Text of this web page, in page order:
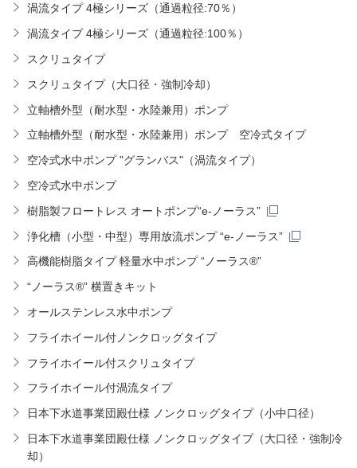
渦流タイプ 4極シリーズ（通過粒径:70％）
渦流タイプ 4極シリーズ（通過粒径:100％）
スクリュタイプ
スクリュタイプ（大口径・強制冷却）
立軸槽外型（耐水型・水陸兼用）ポンプ
立軸槽外型（耐水型・水陸兼用）ポンプ 空冷式タイプ
空冷式水中ポンプ "グランバス"（渦流タイプ）
空冷式水中ポンプ
樹脂製フロートレス オートポンプ“e-ノーラス”
浄化槽（小型・中型）専用放流ポンプ “e-ノーラス”
高機能樹脂タイプ 軽量水中ポンプ “ノーラス®”
“ノーラス®” 横置きキット
オールステンレス水中ポンプ
フライホイール付ノンクロッグタイプ
フライホイール付スクリュタイプ
フライホイール付渦流タイプ
日本下水道事業団殿仕様 ノンクロッグタイプ（小中口径）
日本下水道事業団殿仕様 ノンクロッグタイプ（大口径・強制冷
却）